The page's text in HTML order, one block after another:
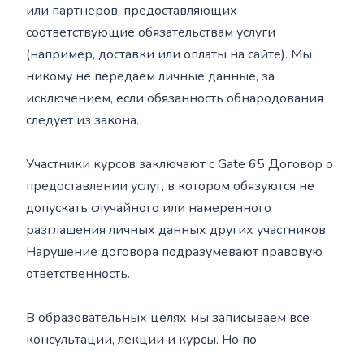
или партнеров, предоставляющих
соответствующие обязательствам услуги
(например, доставки или оплаты на сайте). Мы
никому не передаем личные данные, за
исключением, если обязанность обнародования
следует из закона.
Участники курсов заключают с Gate 65 Договор о
предоставлении услуг, в котором обязуются не
допускать случайного или намеренного
разглашения личных данных других участников.
Нарушение договора подразумевают правовую
ответственность.
В образовательных целях мы записываем все
консультации, лекции и курсы. Но по